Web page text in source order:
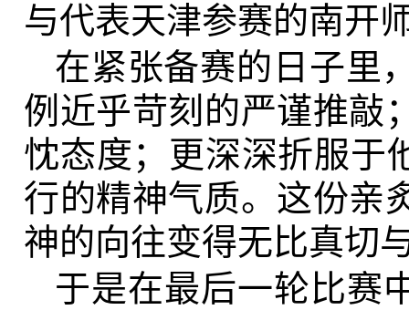
与代表天津参赛的南开
在紧张备赛的日子里
例近乎苛刻的严谨推敲
忱态度；更深深折服于
行的精神气质。这份亲
神的向往变得无比真切
于是在最后一轮比赛